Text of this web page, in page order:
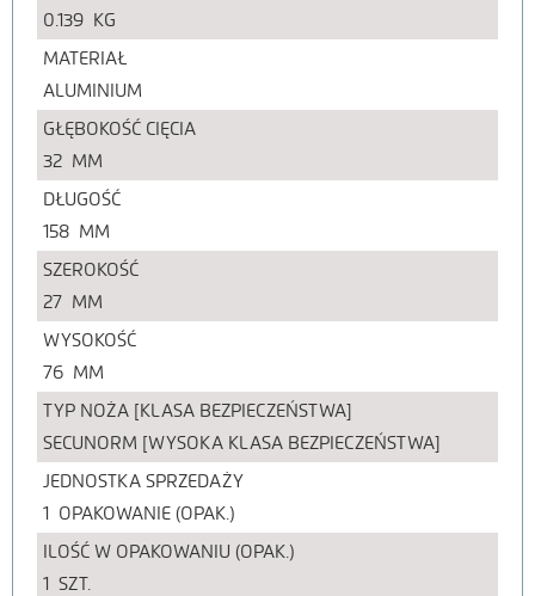
0.139 KG
MATERIAŁ
ALUMINIUM
GŁĘBOKOŚĆ CIĘCIA
32 MM
DŁUGOŚĆ
158 MM
SZEROKOŚĆ
27 MM
WYSOKOŚĆ
76 MM
TYP NOŻA [KLASA BEZPIECZEŃSTWA]
SECUNORM [WYSOKA KLASA BEZPIECZEŃSTWA]
JEDNOSTKA SPRZEDAŻY
1 OPAKOWANIE (OPAK.)
ILOŚĆ W OPAKOWANIU (OPAK.)
1 SZT.